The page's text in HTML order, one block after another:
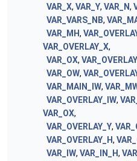
VAR_X, VAR_Y, VAR_N,
VAR_VARS_NB,
VAR_MH,
VAR_OVERLAY_X,
VAR_OX,
VAR_OW,
VAR_MAIN_IW,
VAR_OVERLAY_IW,
VAR_OX,
VAR_OVERLAY_Y,
VAR_OVERLAY_H,
VAR_IW, VAR_IN_H,